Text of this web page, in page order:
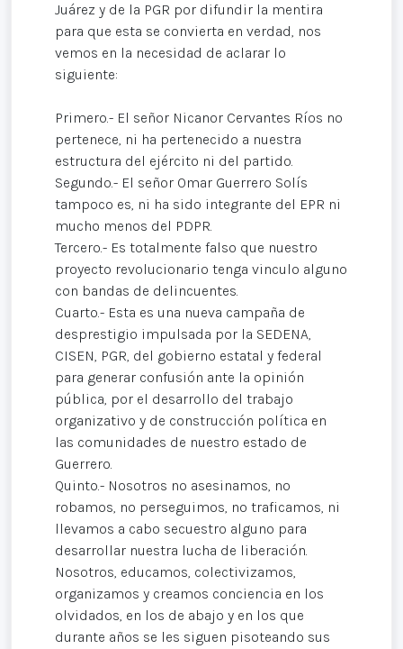
Juárez y de la PGR por difundir la mentira
para que esta se convierta en verdad, nos
vemos en la necesidad de aclarar lo
siguiente:
Primero.- El señor Nicanor Cervantes Ríos no
pertenece, ni ha pertenecido a nuestra
estructura del ejército ni del partido.
Segundo.- El señor Omar Guerrero Solís
tampoco es, ni ha sido integrante del EPR ni
mucho menos del PDPR.
Tercero.- Es totalmente falso que nuestro
proyecto revolucionario tenga vinculo alguno
con bandas de delincuentes.
Cuarto.- Esta es una nueva campaña de
desprestigio impulsada por la SEDENA,
CISEN, PGR, del gobierno estatal y federal
para generar confusión ante la opinión
pública, por el desarrollo del trabajo
organizativo y de construcción política en
las comunidades de nuestro estado de
Guerrero.
Quinto.- Nosotros no asesinamos, no
robamos, no perseguimos, no traficamos, ni
llevamos a cabo secuestro alguno para
desarrollar nuestra lucha de liberación.
Nosotros, educamos, colectivizamos,
organizamos y creamos conciencia en los
olvidados, en los de abajo y en los que
durante años se les siguen pisoteando sus